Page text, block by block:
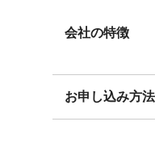
会社の特徴
お申し込み方法